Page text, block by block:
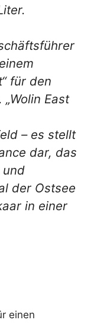
für den
East
– es stellt
dar, das
und
der Ostsee
in einer
einen